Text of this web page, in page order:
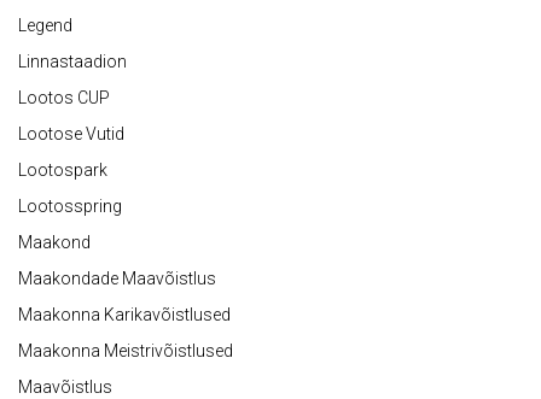
Legend
Linnastaadion
Lootos CUP
Lootose Vutid
Lootospark
Lootosspring
Maakond
Maakondade Maavõistlus
Maakonna Karikavõistlused
Maakonna Meistrivõistlused
Maavõistlus